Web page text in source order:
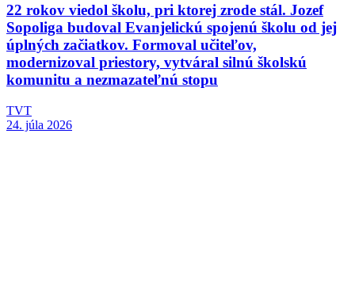
22 rokov viedol školu, pri ktorej zrode stál. Jozef
Sopoliga budoval Evanjelickú spojenú školu od jej
úplných začiatkov. Formoval učiteľov,
modernizoval priestory, vytváral silnú školskú
komunitu a nezmazateľnú stopu
TVT
24. júla 2026